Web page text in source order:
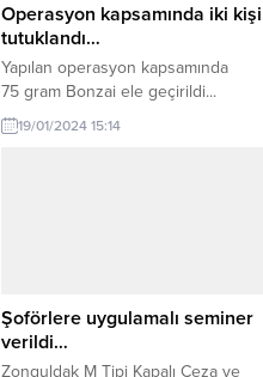
Operasyon kapsamında iki kişi
tutuklandı…
Yapılan operasyon kapsamında
75 gram Bonzai ele geçirildi...
19/01/2024 15:14
Şoförlere uygulamalı seminer
verildi…
Zonguldak M Tipi Kapalı Ceza ve